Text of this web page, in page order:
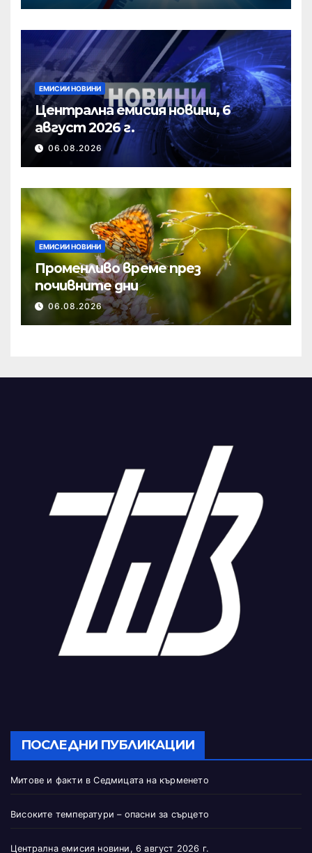
ЕМИСИИ НОВИНИ
Централна емисия новини, 6
август 2026 г.
06.08.2026
ЕМИСИИ НОВИНИ
Променливо време през
почивните дни
06.08.2026
ПОСЛЕДНИ ПУБЛИКАЦИИ
Митове и факти в Седмицата на кърменето
Високите температури – опасни за сърцето
Централна емисия новини, 6 август 2026 г.